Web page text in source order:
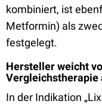
kombiniert, ist
Metformin) als
festgelegt.
Hersteller weicht
Vergleichstherapie
In der Indikation